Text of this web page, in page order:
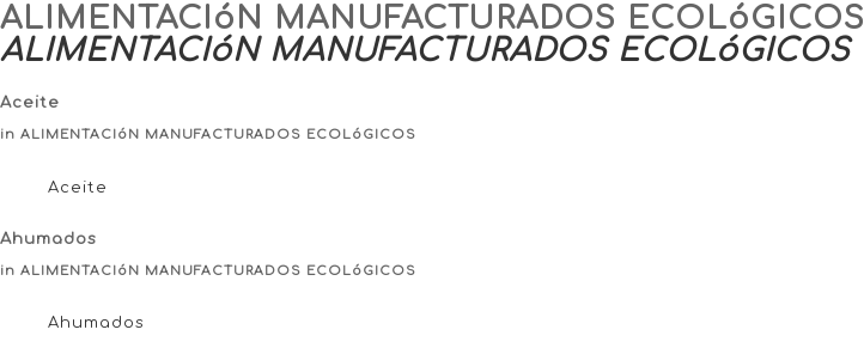
ALIMENTACIóN MANUFACTURADOS ECOLóGICOS
ALIMENTACIóN MANUFACTURADOS ECOLóGICOS
Aceite
in ALIMENTACIóN MANUFACTURADOS ECOLóGICOS
Aceite
Ahumados
in ALIMENTACIóN MANUFACTURADOS ECOLóGICOS
Ahumados